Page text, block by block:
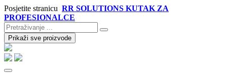
Posjetite stranicu RR SOLUTIONS KUTAK ZA
PROFESIONALCE
Prikaži sve proizvode